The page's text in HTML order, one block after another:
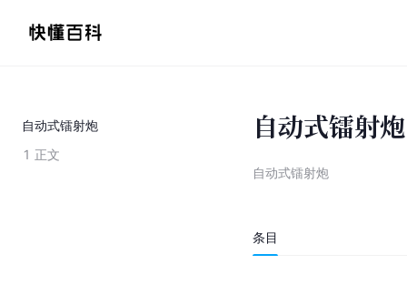
自动式镭射炮
1 正文
自动式镭射炮
自动式镭射炮
条目